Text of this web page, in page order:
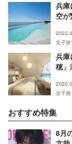
兵庫
空
女子
兵
穂」
女子
おすすめ特集
8月